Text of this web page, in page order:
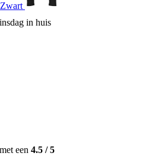
in huis
een 4.5 /5